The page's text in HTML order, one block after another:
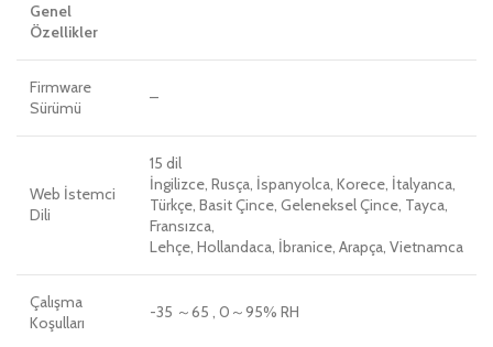
Genel
Özellikler
Firmware
Sürümü
–
Web İstemci
Dili
15 dil
İngilizce, Rusça, İspanyolca, Korece, İtalyanca,
Türkçe, Basit Çince, Geleneksel Çince, Tayca,
Fransızca,
Lehçe, Hollandaca, İbranice, Arapça, Vietnamca
Çalışma
Koşulları
-35 ～65 , 0～95% RH